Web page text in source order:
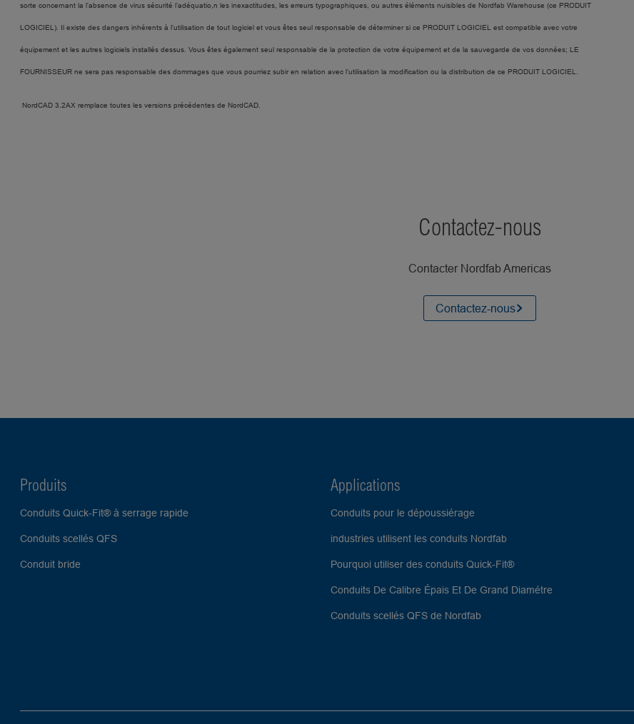
sorte concernant la l’absence de virus sécurité l’adéquatio,n les inexactitudes, les erreurs typographiques, ou autres éléments nuisibles de Nordfab Warehouse (ce PRODUIT
LOGICIEL). Il existe des dangers inhérents à l’utilisation de tout logiciel et vous êtes seul responsable de déterminer si ce PRODUIT LOGICIEL est compatible avec votre
équipement et les autres logiciels installés dessus. Vous êtes également seul responsable de la protection de votre équipement et de la sauvegarde de vos données; LE
FOURNISSEUR ne sera pas responsable des dommages que vous pourriez subir en relation avec l’utilisation la modification ou la distribution de ce PRODUIT LOGICIEL.
NordCAD 3.2AX remplace toutes les versions précédentes de NordCAD.
Contactez-nous
Contacter Nordfab Americas
Contactez-nous
Produits
Conduits Quick-Fit® à serrage rapide
Conduits scellés QFS
Conduit bride
Applications
Conduits pour le dépoussiérage
industries utilisent les conduits Nordfab
Pourquoi utiliser des conduits Quick-Fit®
Conduits De Calibre Épais Et De Grand Diamétre
Conduits scellés QFS de Nordfab